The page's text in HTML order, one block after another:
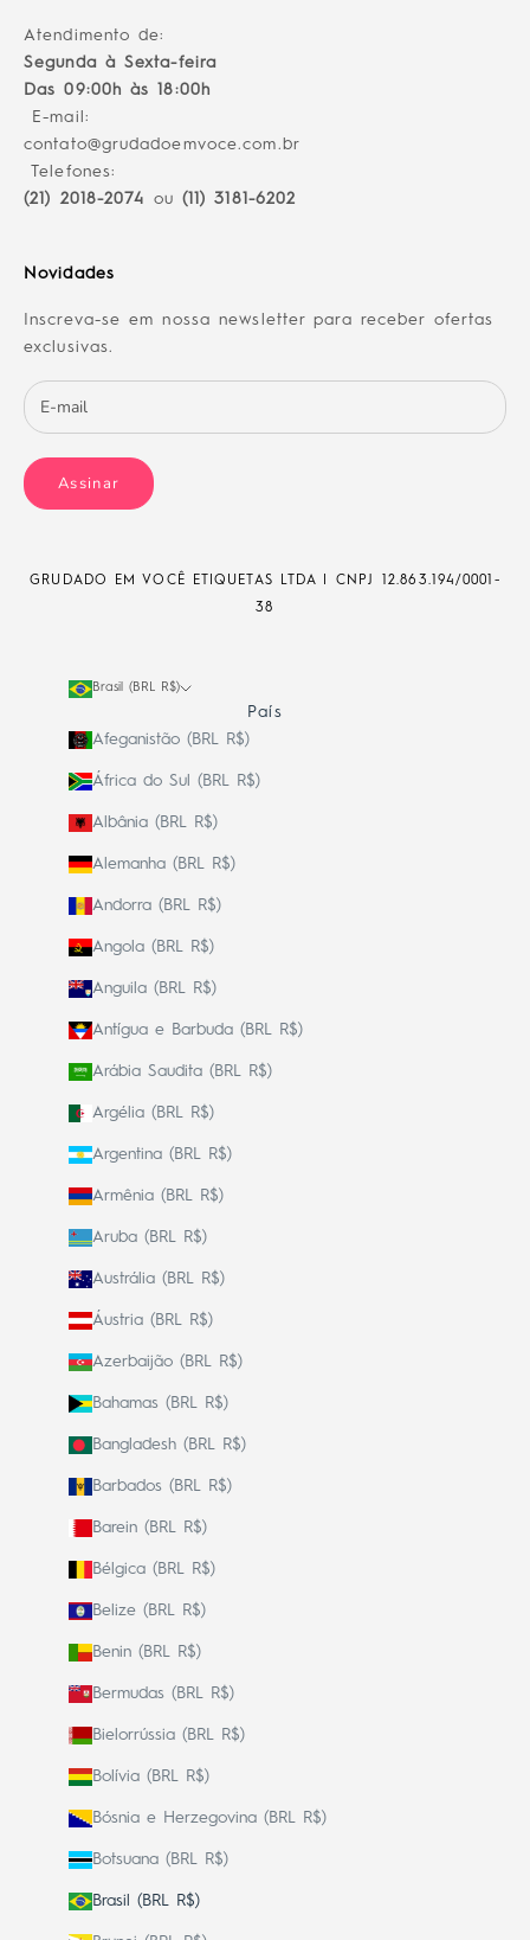
Atendimento de:
Segunda à Sexta-feira
Das 09:00h às 18:00h
E-mail:
contato@grudadoemvoce.com.br
Telefones:
(21) 2018-2074
ou (11) 3181-6202
Novidades
Inscreva-se em nossa newsletter para receber ofertas
exclusivas.
Assinar
GRUDADO EM VOCÊ ETIQUETAS LTDA | CNPJ
12.863.194/0001-
38
Brasil (BRL R$)
País
Afeganistão (BRL R$)
África do Sul (BRL R$)
Albânia (BRL R$)
Alemanha (BRL R$)
Andorra (BRL R$)
Angola (BRL R$)
Anguila (BRL R$)
Antígua e Barbuda (BRL R$)
Arábia Saudita (BRL R$)
Argélia (BRL R$)
Argentina (BRL R$)
Armênia (BRL R$)
Aruba (BRL R$)
Austrália (BRL R$)
Áustria (BRL R$)
Azerbaijão (BRL R$)
Bahamas (BRL R$)
Bangladesh (BRL R$)
Barbados (BRL R$)
Barein (BRL R$)
Bélgica (BRL R$)
Belize (BRL R$)
Benin (BRL R$)
Bermudas (BRL R$)
Bielorrússia (BRL R$)
Bolívia (BRL R$)
Bósnia e Herzegovina (BRL R$)
Botsuana (BRL R$)
Brasil (BRL R$)